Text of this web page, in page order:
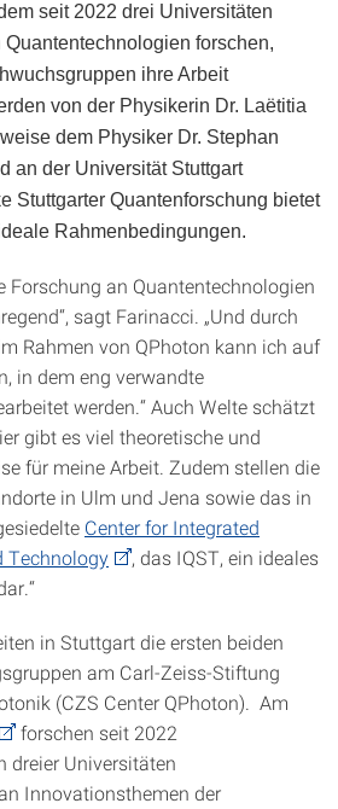
seit 2022 drei Universitäten
forschen,
ihre Arbeit
von der Physikerin Dr. Laëtitia
dem Physiker Dr. Stephan
an der Universität Stuttgart
Stuttgarter Quantenforschung bietet
Rahmenbedingungen.
Forschung an Quantentechnologien
sagt Farinacci. „Und durch
Rahmen von QPhoton kann ich auf
in dem eng verwandte
werden.“ Auch Welte schätzt
gibt es viel theoretische und
für meine Arbeit. Zudem stellen die
in Ulm und Jena sowie das in
Center for Integrated
Technology
, das IQST, ein ideales
in Stuttgart die ersten beiden
am Carl-Zeiss-Stiftung
(CZS Center QPhoton). Am
forschen seit 2022
dreier Universitäten
Innovationsthemen der